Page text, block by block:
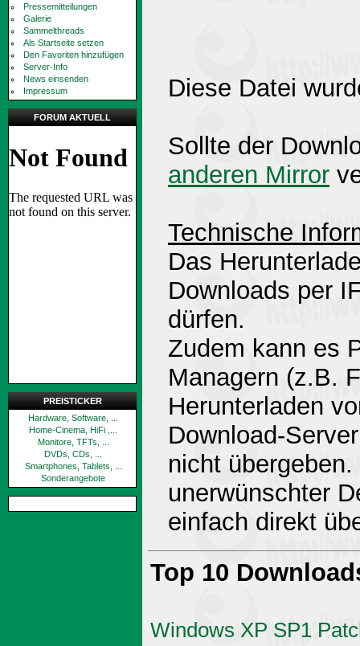
Pressemitteilungen
Galerie
Sammelthreads
Als Startseite setzen
Den Favoriten hinzufügen
Server-Info
News einsenden
Impressum
FORUM AKTUELL
PREISTICKER
Hardware, Software, ...
Home-Cinema, HiFi ,...
Monitore, TFTs, ...
DVDs, CDs, ...
Smartphones, Tablets, ...
Sonderangebote
Diese Datei
Sollte der
anderen Mirror
Technische
Das
Downloads per
dürfen.
Zudem kann es
Managern (z.B.
Herunterladen
Download-
nicht
unerwünschter
einfach direkt
Top 10
Windows XP SP1